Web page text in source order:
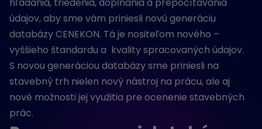
údajov, aby sme vám priniesli novú generáciu
databázy CENEKON. Tá je nositeľom nového –
vyššieho štandardu a kvality spracovaných údajov.
S novou generáciou databázy sme priniesli na
stavebný trh nielen nový nástroj na prácu, ale aj
nové možnosti jej využitia pre ocenenie stavebných
prác.